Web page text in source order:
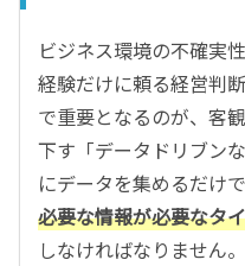
ビジネス環境の不確実
経験だけに頼る経営判
で重要となるのが、客
下す「データドリブン
にデータを集めるだけ
必要な情報が必要なタ
しなければなりません